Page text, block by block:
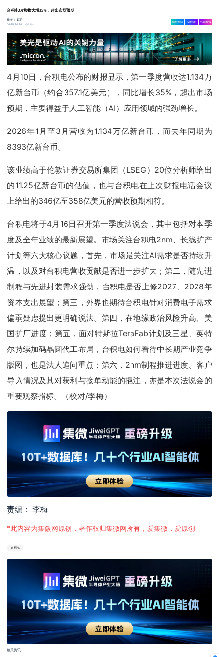
台积电Q1营收大增35%，超出市场预期
作者：赵月
04-10 14:14
1.6w
相关舆情 AI解读 生成海报
4月10日，台积电公布的财报显示，第一季度营收达1.134万
亿新台币（约合357.1亿美元），同比增长35%，超出市场
预期，主要得益于人工智能（AI）应用领域的强劲增长。
2026年1月至3月营收为1.134万亿新台币，而去年同期为
8393亿新台币。
该业绩高于伦敦证券交易所集团（LSEG）20位分析师给出
的11.25亿新台币的估值，也与台积电在上次财报电话会议
上给出的346亿至358亿美元的营收预期相符。
台积电将于4月16日召开第一季度法说会，其中包括对本季
度及全年业绩的最新展望。市场关注台积电2nm、长线扩产
计划等六大核心议题，首先，市场最关注AI需求是否持续升
温，以及对台积电营收贡献是否进一步扩大；第二，随先进
制程与先进封装需求强劲，台积电是否上修2027、2028年
资本支出展望；第三，外界也期待台积电针对消费电子需求
偏弱疑虑提出更明确说法。第四，在地缘政治风险升高、美
国扩厂进度；第五，面对特斯拉TeraFab计划及三星、英特
尔持续加码晶圆代工布局，台积电如何看待中长期产业竞争
版图，也是法人追问重点；第六，2nm制程推进进度、客户
导入情况及其对获利与接单动能的挹注，亦是本次法说会的
重要观察指标。（校对/李梅）
责编： 李梅
*此内容为集微网原创，著作权归集微网所有，爱集微，爱原创
台积电
相关资讯